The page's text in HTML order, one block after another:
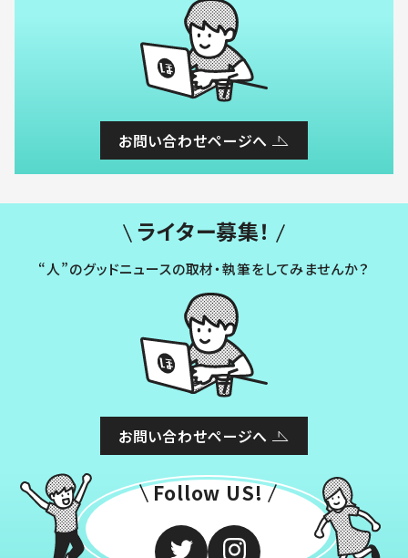
お問い合わせページへ
ライター募集！
“人”のグッドニュースの取材・執筆をしてみませんか？
お問い合わせページへ
Follow US!